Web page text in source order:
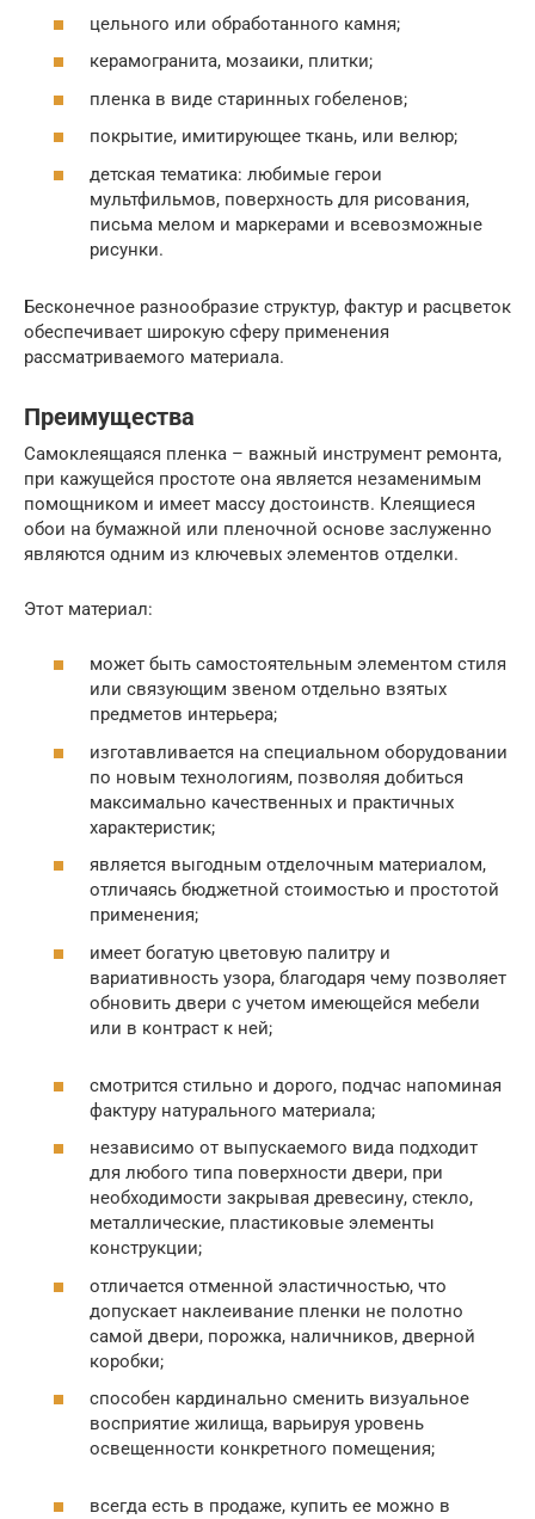
цельного или обработанного камня;
керамогранита, мозаики, плитки;
пленка в виде старинных гобеленов;
покрытие, имитирующее ткань, или велюр;
детская тематика: любимые герои
мультфильмов, поверхность для рисования,
письма мелом и маркерами и всевозможные
рисунки.
Бесконечное разнообразие структур, фактур и расцветок
обеспечивает широкую сферу применения
рассматриваемого материала.
Преимущества
Самоклеящаяся пленка – важный инструмент ремонта,
при кажущейся простоте она является незаменимым
помощником и имеет массу достоинств. Клеящиеся
обои на бумажной или пленочной основе заслуженно
являются одним из ключевых элементов отделки.
Этот материал:
может быть самостоятельным элементом стиля
или связующим звеном отдельно взятых
предметов интерьера;
изготавливается на специальном оборудовании
по новым технологиям, позволяя добиться
максимально качественных и практичных
характеристик;
является выгодным отделочным материалом,
отличаясь бюджетной стоимостью и простотой
применения;
имеет богатую цветовую палитру и
вариативность узора, благодаря чему позволяет
обновить двери с учетом имеющейся мебели
или в контраст к ней;
смотрится стильно и дорого, подчас напоминая
фактуру натурального материала;
независимо от выпускаемого вида подходит
для любого типа поверхности двери, при
необходимости закрывая древесину, стекло,
металлические, пластиковые элементы
конструкции;
отличается отменной эластичностью, что
допускает наклеивание пленки не полотно
самой двери, порожка, наличников, дверной
коробки;
способен кардинально сменить визуальное
восприятие жилища, варьируя уровень
освещенности конкретного помещения;
всегда есть в продаже, купить ее можно в